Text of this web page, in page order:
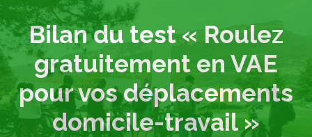
Bilan du test « Roulez
gratuitement en VAE
pour vos déplacements
domicile-travail »